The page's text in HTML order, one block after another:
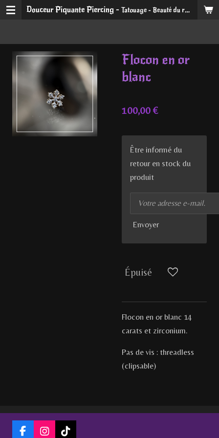
Passer
principal
Douceur Piquante Piercing -Tatouage - Beauté du regard et du sourire
Flocon en or
blanc
100,00 €
Être informé du
retour en stock du
produit
Envoyer
Épuisé
Flocon en or blanc 14
carats et zirconium.
Pas de vis : threadless
(clipsable)
F I T